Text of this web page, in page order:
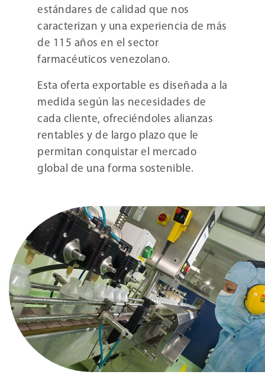
estándares de calidad que nos
caracterizan y una experiencia de más
de 115 años en el sector
farmacéuticos venezolano.
Esta oferta exportable es diseñada a la
medida según las necesidades de
cada cliente, ofreciéndoles alianzas
rentables y de largo plazo que le
permitan conquistar el mercado
global de una forma sostenible.